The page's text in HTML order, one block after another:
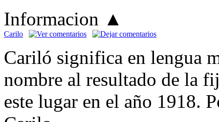
Informacion ▲
Carilo
Cariló significa en lengua
nombre al resultado de la
este lugar en el año 1918.